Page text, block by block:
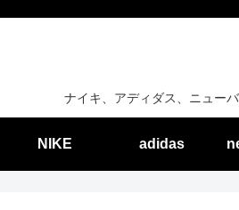
ナイキ、アディダス、ニュー
NIKE adidas